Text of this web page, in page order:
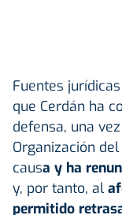
Fuentes
que Cerdán ha
defensa, una
Organización
causa y ha
y, por tanto, al
permitido